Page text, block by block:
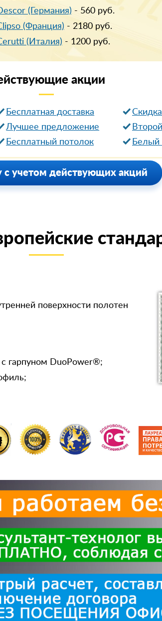
(Германия) - 560руб.
(Франция) - 2180руб.
(Италия) - 1200руб.
акции
Бесплатная доставка
Лучшее предложение
Бесплатный потолок Белый
с учетом действующих акций
поверхности полотен
с гарпуном DuoPower®;